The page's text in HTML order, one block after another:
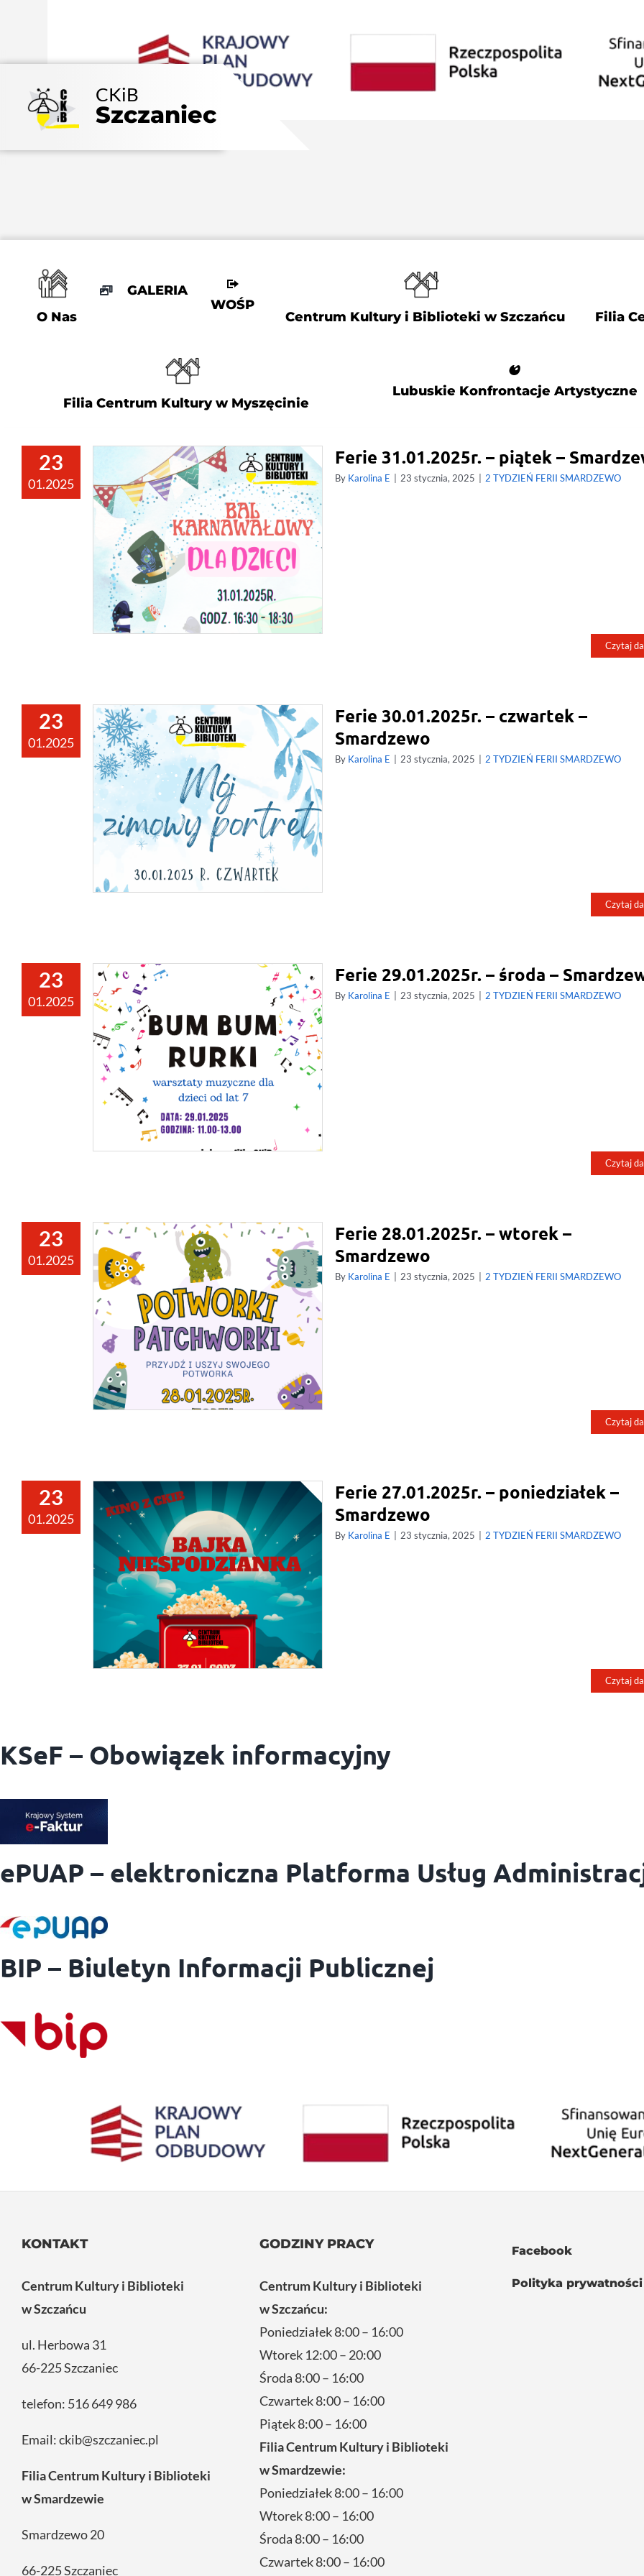
CKiB
Szczaniec
O Nas
GALERIA
WOŚP
Centrum Kultury i Biblioteki w Szczańcu Filia
Filia Centrum Kultury w Myszęcinie
Lubuskie Konfrontacje Artystyczne
23
01.2025
Ferie 31.01.2025r. – piątek –
By Karolina E 23 stycznia, 2025 2 TYDZIEŃ FERII SMARDZEWO
Czytaj
23
01.2025
Ferie 30.01.2025r. – czwartek –
Smardzewo
By Karolina E 23 stycznia, 2025 2 TYDZIEŃ FERII SMARDZEWO
Czytaj
23
01.2025
Ferie 29.01.2025r. – środa –
By Karolina E 23 stycznia, 2025 2 TYDZIEŃ FERII SMARDZEWO
Czytaj
23
01.2025
Ferie 28.01.2025r. – wtorek –
Smardzewo
By Karolina E 23 stycznia, 2025 2 TYDZIEŃ FERII SMARDZEWO
Czytaj
23
01.2025
Ferie 27.01.2025r. – poniedziałek –
Smardzewo
By Karolina E 23 stycznia, 2025 2 TYDZIEŃ FERII SMARDZEWO
Czytaj
KSeF – Obowiązek informacyjny
ePUAP – elektroniczna Platforma Usług
BIP – Biuletyn Informacji Publicznej
KONTAKT
Centrum Kultury i Biblioteki
w Szczańcu
ul. Herbowa 31
66-225 Szczaniec
telefon: 516 649 986
Email:ckib@szczaniec.pl
Filia Centrum Kultury i Biblioteki
w Smardzewie
Smardzewo 20
66-225 Szczaniec
GODZINY PRACY
Centrum Kultury i Biblioteki
w Szczańcu:
Poniedziałek 8:00 – 16:00
Wtorek 12:00 – 20:00
Środa 8:00 – 16:00
Czwartek 8:00 – 16:00
Piątek 8:00 – 16:00
Filia Centrum Kultury i Biblioteki
w Smardzewie:
Poniedziałek 8:00 – 16:00
Wtorek 8:00 – 16:00
Środa 8:00 – 16:00
Czwartek 8:00 – 16:00
Facebook
Polityka prywatności